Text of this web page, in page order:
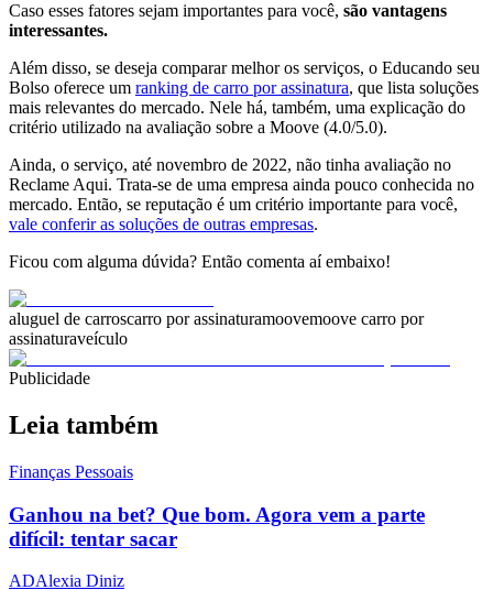
Caso esses fatores sejam importantes para você, são vantagens
interessantes.
Além disso, se deseja comparar melhor os serviços, o Educando seu
Bolso oferece um ranking de carro por assinatura, que lista soluções
mais relevantes do mercado. Nele há, também, uma explicação do
critério utilizado na avaliação sobre a Moove (4.0/5.0).
Ainda, o serviço, até novembro de 2022, não tinha avaliação no
Reclame Aqui. Trata-se de uma empresa ainda pouco conhecida no
mercado. Então, se reputação é um critério importante para você,
vale conferir as soluções de outras empresas.
Ficou com alguma dúvida? Então comenta aí embaixo!
aluguel de carroscarro por assinaturamoovemoove carro por
assinaturaveículo
Publicidade
Leia também
Finanças Pessoais
Ganhou na bet? Que bom. Agora vem a parte
difícil: tentar sacar
ADAlexia Diniz